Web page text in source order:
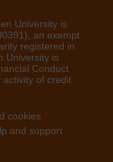
University is
an exempt
registered in
University is
Conduct
activity of credit
cookies
and support